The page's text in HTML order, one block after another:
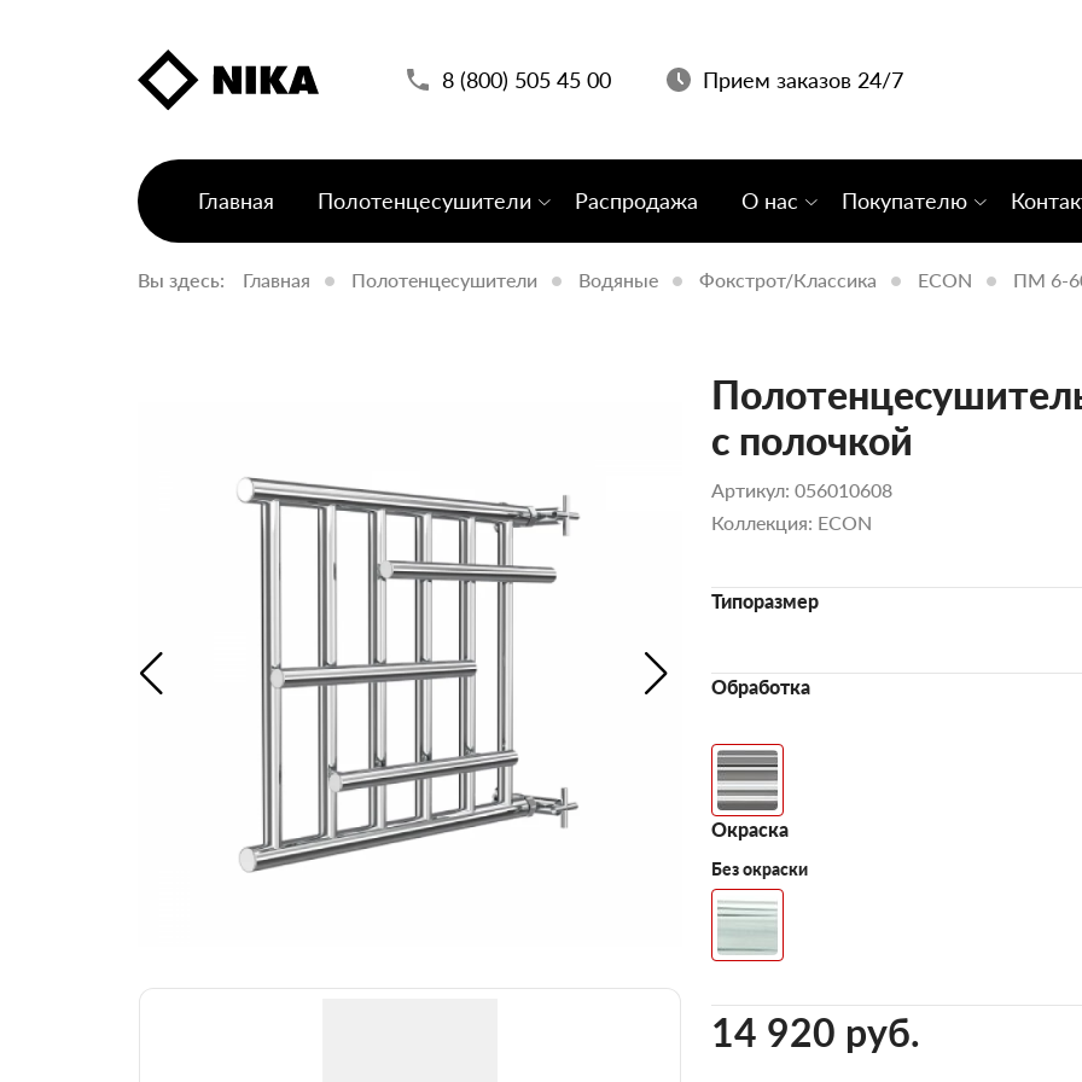
8 (800) 505 45 00 Прием заказов 24/7
Главная Полотенцесушители Распродажа О нас Покупателю
Вы здесь: Главная Полотенцесушители Водяные Фокстрот/Классика ECON ПМ 6-
с полочкой
Артикул: 056010608
Коллекция: ECON
Типоразмер
Обработка
Окраска
Без окраски
14 920 pуб.